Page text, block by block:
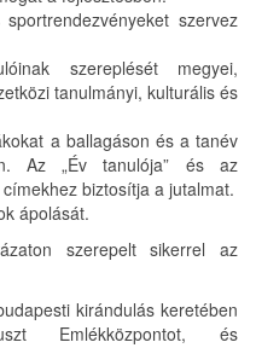
szervez
szereplését megyei,
tanulmányi, kulturális és
a ballagáson és a tanév
Az „Év tanulója” és az
biztosítja a jutalmat.
ápolását.
szerepelt sikerrel az
kirándulás keretében
Emlékközpontot, és